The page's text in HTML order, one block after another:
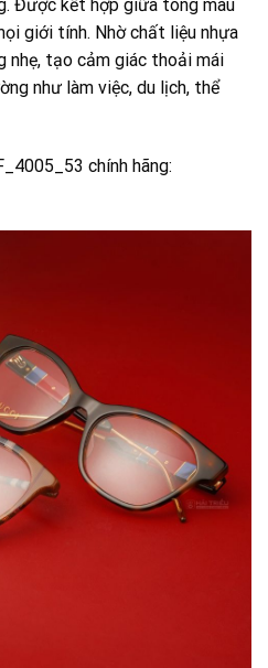
Được kết hợp giữa tông màu
giới tính. Nhờ chất liệu nhựa
nhẹ, tạo cảm giác thoải mái
như làm việc, du lịch, thể
chính hãng: